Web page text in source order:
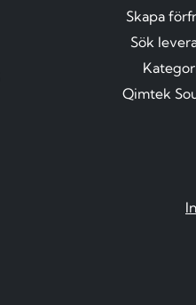
Skapa
Sök
Qimtek